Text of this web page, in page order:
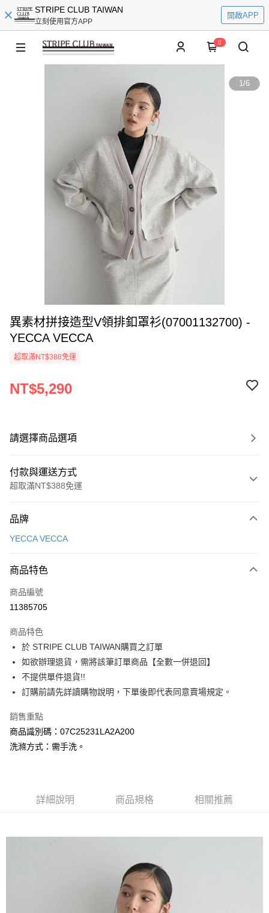
STRIPE CLUB TAIWAN
立刻使用官方APP
開啟APP
0
1/6
異素材拼接造型V領排釦罩衫(07001132700) -
YECCA VECCA
超取滿NT$388免運
NT$5,290
請選擇商品選項
付款與運送方式
超取滿NT$388免運
信用卡一次付款
3 期 0 利率 每期
合作金庫商業銀行
上海商業儲蓄銀行
臺灣中小企業銀行
匯豐（台灣）商業銀行
華泰商業銀行
聯邦商業銀行
遠東國際商業銀行
元大商業銀行
玉山商業銀行
星展（台灣）商業銀行
台灣樂天信用卡公司
超商取貨付款
LINE Pay
Apple Pay
街口支付
悠遊付
大哥付你分期
相關說明
【大哥付你分期使用說明】
成交易。
3.實際核准額度、可分期數及費用金額請依後續交易確認頁面所載為準。
法說明評估內容。
2.透過簡訊連結打開帳單後，可選擇「超商條碼／台灣大直營門市／銀行轉
帳／街口支付／iPASS MONEY」等通路繳費。
AFTEE先享後付是「在收到商品之後才付款」的支付方式。 讓您購物簡單
１．於結帳方式選擇「AFTEE先享後付」後，將跳轉至「AFTEE先享後付」
結帳頁面，進行簡訊認證並確認金額後，即可完成結帳。
２．訂單成立數日內，您將收到繳費通知簡訊。
３．收到繳費通知簡訊後14天內，點擊此簡訊中的連結，可透過四大超商／
ATM付款
每筆NT$60，滿NT$388(含以上)免運費
每筆NT$60，滿NT$388(含以上)免運費
品牌
YECCA VECCA
商品特色
商品編號
11385705
商品特色
於 STRIPE CLUB TAIWAN購買之訂單
如欲辦理退貨，需將該筆訂單商品【全數一併退回】
不提供單件退貨!!
訂購前請先詳讀購物說明，下單後即代表同意賣場規定。
銷售重點
商品識別碼：07C25231LA2A200
洗滌方式：需手洗。
詳細說明 商品規格 相關推薦